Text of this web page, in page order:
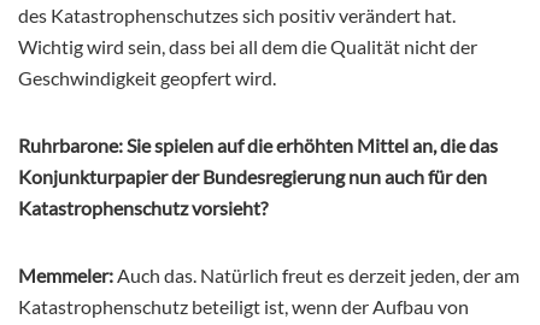
des Katastrophenschutzes sich positiv verändert hat.
Wichtig wird sein, dass bei all dem die Qualität nicht der
Geschwindigkeit geopfert wird.
Ruhrbarone: Sie spielen auf die erhöhten Mittel an, die das
Konjunkturpapier der Bundesregierung nun auch für den
Katastrophenschutz vorsieht?
Memmeler:Auch das. Natürlich freut es derzeit jeden, der am
Katastrophenschutz beteiligt ist, wenn der Aufbau von